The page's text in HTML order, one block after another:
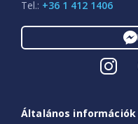
Tel.: +36 1 412 1406
Általános információk